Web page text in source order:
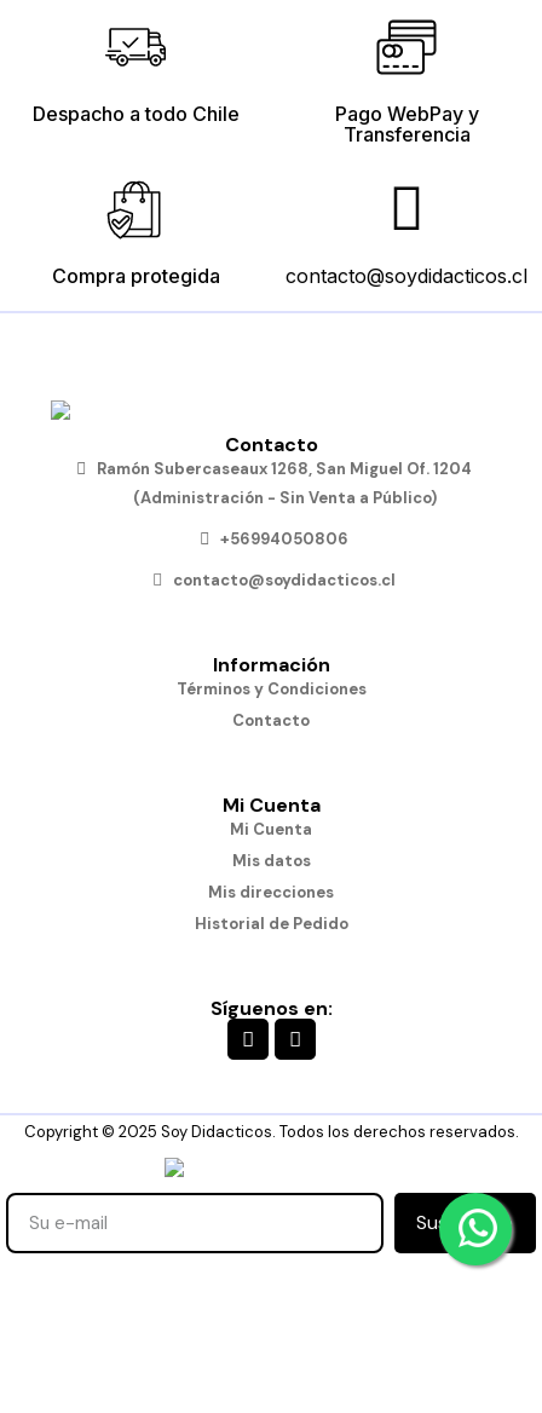
Despacho a todo Chile
Pago WebPay y
Transferencia
Compra protegida contacto@soydidacticos.cl
Contacto
Ramón Subercaseaux 1268, San Miguel Of. 1204
(Administración - Sin Venta a Público)
+56994050806
contacto@soydidacticos.cl
Información
Términos y Condiciones
Contacto
Mi Cuenta
Mi Cuenta
Mis datos
Mis direcciones
Historial de Pedido
Síguenos en:
Copyright © 2025 Soy Didacticos. Todos los derechos reservados.
Suscribirse